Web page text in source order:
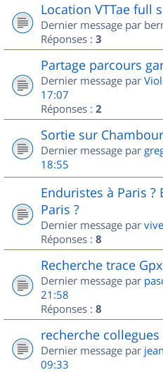
Location VTTae full
Dernier message par
Réponses : 3
Partage parcours
Dernier message par
17:07
Réponses : 2
Sortie sur
Dernier message par
18:55
Enduristes à Paris
Paris ?
Dernier message par
Réponses : 8
Recherche trace
Dernier message par
21:58
Réponses : 8
recherche
Dernier message par
09:33